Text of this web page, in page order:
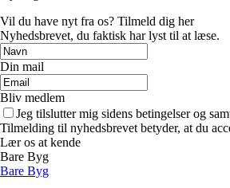
Vil du have nyt fra os? Tilmeld dig her
Nyhedsbrevet, du faktisk har lyst til at læse.
Din mail
Bliv medlem
Jeg tilslutter mig sidens betingelser og
Tilmelding til nyhedsbrevet betyder, at du
Lær os at kende
Bare Byg
Bare Byg